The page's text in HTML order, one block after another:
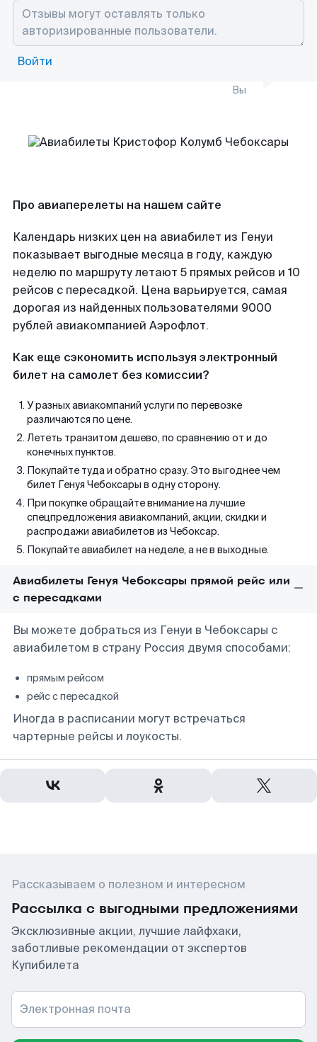
Войти
Вы
Про авиаперелеты на нашем сайте
Календарь низких цен на авиабилет из Генуи
показывает выгодные месяца в году, каждую
неделю по маршруту летают 5 прямых рейсов и 10
рейсов с пересадкой. Цена варьируется, самая
дорогая из найденных пользователями 9000
рублей авиакомпанией Аэрофлот.
Как еще сэкономить используя электронный
билет на самолет без комиссии?
У разных авиакомпаний услуги по перевозке
различаются по цене.
Лететь транзитом дешево, по сравнению от и до
конечных пунктов.
Покупайте туда и обратно сразу. Это выгоднее чем
билет Генуя Чебоксары в одну сторону.
При покупке обращайте внимание на лучшие
спецпредложения авиакомпаний, акции, скидки и
распродажи авиабилетов из Чебоксар.
Покупайте авиабилет на неделе, а не в выходные.
Авиабилеты Генуя Чебоксары прямой рейс или
с пересадками
Вы можете добраться из Генуи в Чебоксары с
авиабилетом в страну Россия двумя способами:
прямым рейсом
рейс с пересадкой
Иногда в расписании могут встречаться
чартерные рейсы и лоукосты.
Рассказываем о полезном и интересном
Рассылка с выгодными предложениями
Эксклюзивные акции, лучшие лайфхаки,
заботливые рекомендации от экспертов
Купибилета
Электронная почта